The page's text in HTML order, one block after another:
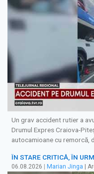
Un grav accident rutier a
Drumul Expres Craiova-
autocamioane cu remorcă,
ÎN STARE CRITICĂ, ÎN
06.08.2026 | Marian Jinga |